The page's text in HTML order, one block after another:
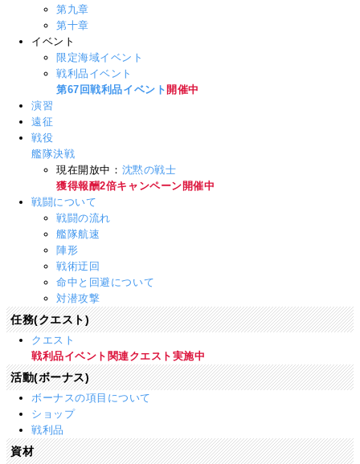
第九章
第十章
イベント
限定海域イベント
戦利品イベント
第67回戦利品イベント 開催中
演習
遠征
戦役
艦隊決戦
現在開放中： 沈黙の戦士
獲得報酬2倍キャンペーン開催中
戦闘について
戦闘の流れ
艦隊航速
陣形
戦術迂回
命中と回避について
対潜攻撃
任務(クエスト)
クエスト
戦利品イベント関連クエスト実施中
活動(ボーナス)
ボーナスの項目について
ショップ
戦利品
資材